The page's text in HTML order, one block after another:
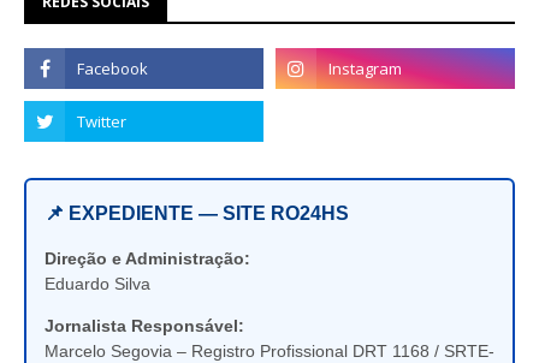
📌 EXPEDIENTE — SITE RO24HS
Direção e Administração:
Eduardo Silva
Jornalista Responsável:
Marcelo Segovia – Registro Profissional DRT 1168 / SRTE-